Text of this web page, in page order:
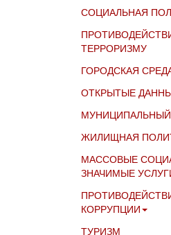
СОЦИАЛЬНАЯ
ТЕРРОРИЗМУ
ГОРОДСКАЯ
ОТКРЫТЫЕ
ЖИЛИЩНАЯ
МАССОВЫЕ
ЗНАЧИМЫЕ
КОРРУПЦИИ
ТУРИЗМ